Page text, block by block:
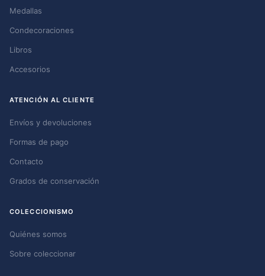
Medallas
Condecoraciones
Libros
Accesorios
ATENCIÓN AL CLIENTE
Envíos y devoluciones
Formas de pago
Contacto
Grados de conservación
COLECCIONISMO
Quiénes somos
Sobre coleccionar